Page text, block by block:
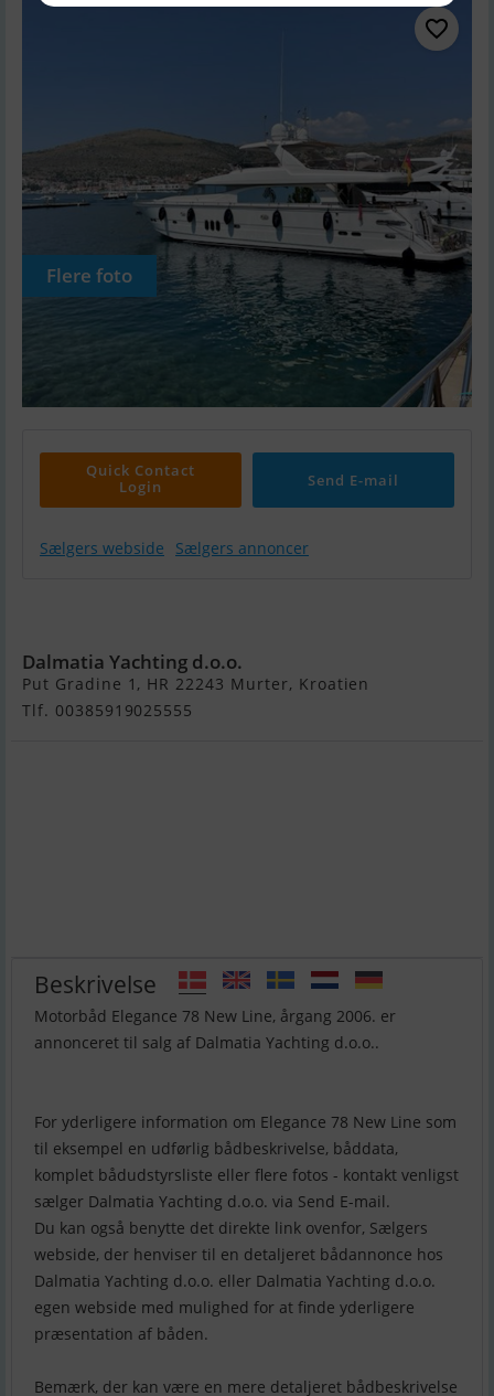
Flere foto
Quick Contact
Login
Send E-mail
Sælgers webside Sælgers annoncer
Dalmatia Yachting d.o.o.
Put Gradine 1, HR 22243 Murter, Kroatien
Tlf. 00385919025555
Beskrivelse
Motorbåd Elegance 78 New Line, årgang 2006. er
annonceret til salg af Dalmatia Yachting d.o.o..
For yderligere information om Elegance 78 New Line som
til eksempel en udførlig bådbeskrivelse, båddata,
komplet bådudstyrsliste eller flere fotos - kontakt venligst
sælger Dalmatia Yachting d.o.o. via Send E-mail.
Du kan også benytte det direkte link ovenfor, Sælgers
webside, der henviser til en detaljeret bådannonce hos
Dalmatia Yachting d.o.o. eller Dalmatia Yachting d.o.o.
egen webside med mulighed for at finde yderligere
præsentation af båden.
Bemærk, der kan være en mere detaljeret bådbeskrivelse